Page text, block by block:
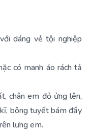
dáng vẻ tội nghiệp
có manh áo rách tả
chân em đỏ ửng lên,
bông tuyết bám đầy
lưng em.